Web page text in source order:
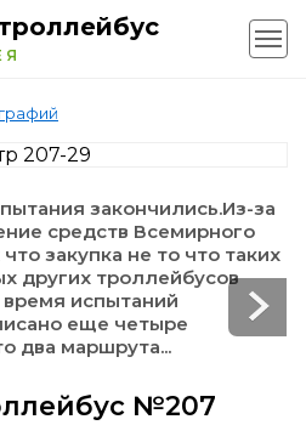
закончились.Из-за
средств Всемирного
закупка не то что таких
других троллейбусов
время испытаний
еще четыре
два маршрута...
№207